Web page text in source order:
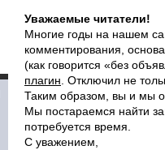
Уважаемые читатели!
Многие годы на нашем
комментирования,
(как говорится «без
плагин . Отключил не
Таким образом, вы и мы
Мы постараемся найти
потребуется время.
С уважением,